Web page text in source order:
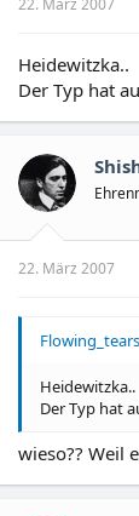
22. März 2007
Heidewitzka..
Der Typ hat
22. März 2007
Heidewitzka..
Der Typ hat
wieso?? Weil